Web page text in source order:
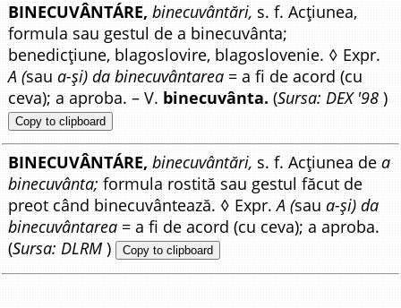
BINECUVÂNTÁRE, binecuvântări, s. f. Acțiunea,
formula sau gestul de a binecuvânta;
benedicțiune, blagoslovire, blagoslovenie. ◊ Expr.
A (saua-și) da binecuvântarea = a fi de acord (cu
ceva); a aproba. – V. binecuvânta. (Sursa: DEX '98 )
Copy to clipboard
BINECUVÂNTÁRE, binecuvântări, s. f. Acțiunea dea
binecuvânta; formula rostită sau gestul făcut de
preot când binecuvântează. ◊ Expr.A (saua-și) da
binecuvântarea = a fi de acord (cu ceva); a aproba.
(Sursa: DLRM ) Copy to clipboard